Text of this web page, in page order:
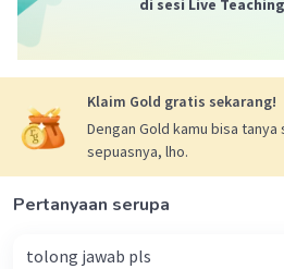
di sesi Live
Klaim Gold gratis sekarang!
Dengan Gold kamu bisa tanya
sepuasnya, lho.
Pertanyaan serupa
tolong jawab pls